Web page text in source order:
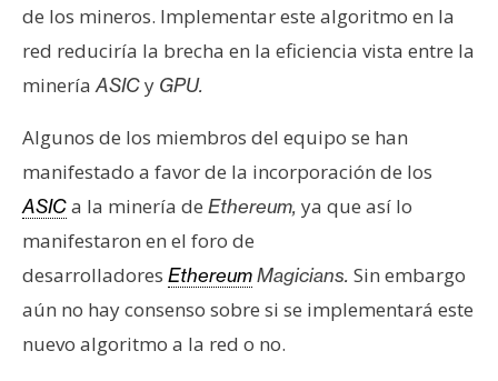
c
i
d
d
de los mineros. Implementar este algoritmo en la
red reduciría la brecha en la eficiencia vista entre la
minería ASICy GPU.
Algunos de los miembros del equipo se han
manifestado a favor de la incorporación de los
ASICa la minería de Ethereum, ya que así lo
manifestaron en el foro de
desarrolladores EthereumMagicians. Sin embargo
aún no hay consenso sobre si se implementará este
nuevo algoritmo a la red o no.